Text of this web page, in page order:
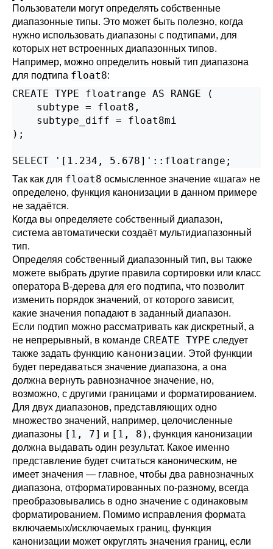
Пользователи могут определять собственные
диапазонные типы. Это может быть полезно, когда
нужно использовать диапазоны с подтипами, для
которых нет встроенных диапазонных типов.
Например, можно определить новый тип диапазона
для подтипа float8:
CREATE TYPE floatrange AS RANGE (
    subtype = float8,
    subtype_diff = float8mi
);
SELECT '[1.234, 5.678]'::floatrange;
Так как для float8 осмысленное значение «шага» не
определено, функция канонизации в данном примере
не задаётся.
Когда вы определяете собственный диапазон,
система автоматически создаёт мультидиапазонный
тип.
Определяя собственный диапазонный тип, вы также
можете выбрать другие правила сортировки или класс
оператора B-дерева для его подтипа, что позволит
изменить порядок значений, от которого зависит,
какие значения попадают в заданный диапазон.
Если подтип можно рассматривать как дискретный, а
не непрерывный, в команде CREATE TYPE следует
также задать функцию канонизации. Этой функции
будет передаваться значение диапазона, а она
должна вернуть равнозначное значение, но,
возможно, с другими границами и форматированием.
Для двух диапазонов, представляющих одно
множество значений, например, целочисленные
диапазоны [1, 7] и [1, 8) , функция канонизации
должна выдавать один результат. Какое именно
представление будет считаться каноническим, не
имеет значения — главное, чтобы два равнозначных
диапазона, отформатированных по-разному, всегда
преобразовывались в одно значение с одинаковым
форматированием. Помимо исправления формата
включаемых/исключаемых границ, функция
канонизации может округлять значения границ, если